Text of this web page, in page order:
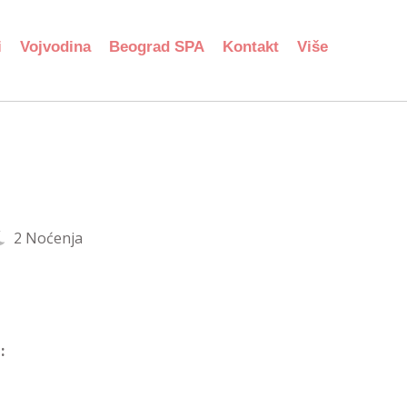
Vojvodina Beograd SPA Kontakt Više
2 Noćenja